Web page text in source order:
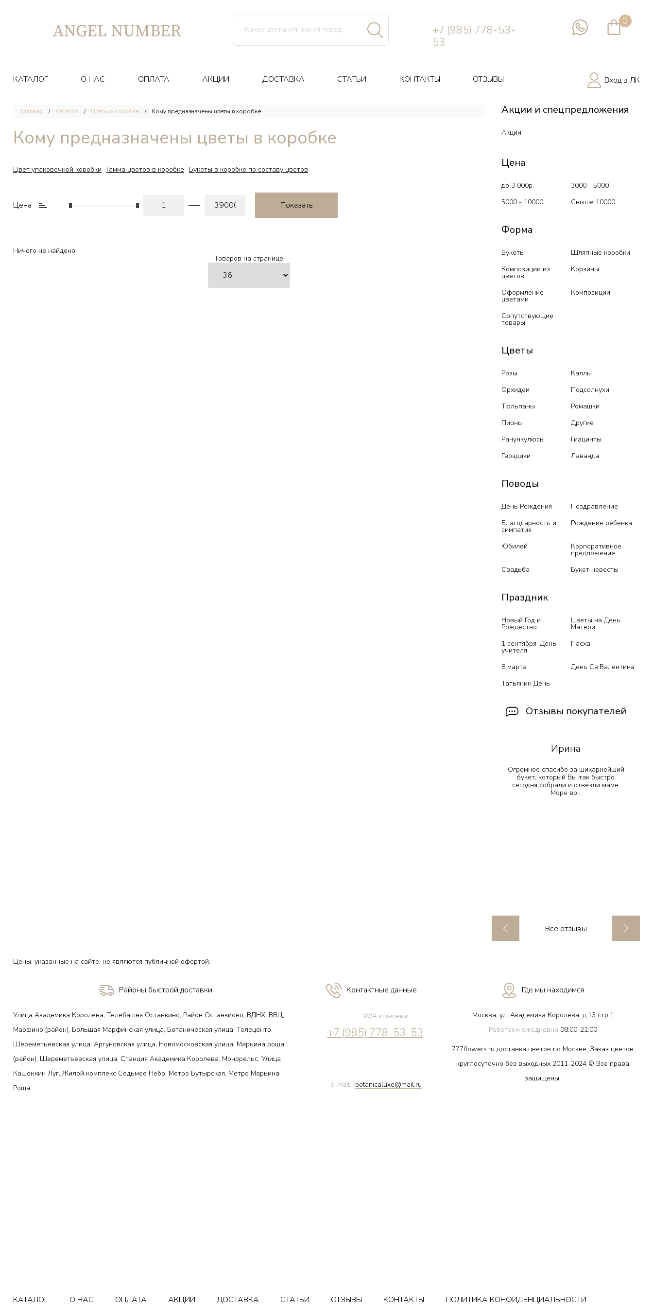
+7 (985) 778-53-
53
0
КАТАЛОГ О НАС ОПЛАТА АКЦИИ ДОСТАВКА СТАТЬИ КОНТАКТЫ ОТЗЫВЫ Вход в ЛК
Главная Каталог Цветы в коробке Кому предназначены цветы в коробке
Кому предназначены цветы в коробке
Цвет упаковочной коробки Гамма цветов в коробке Букеты в коробке по составу цветов
Цена
Ничего не найдено.
Товаров на странице
Акции и спецпредложения
Акции
Цена
до 3 000р.
3000 - 5000
5000 - 10000
Свыше 10000
Форма
Букеты
Шляпные коробки
Композиции из
цветов
Корзины
Оформление
цветами
Композиции
Сопутствующие
товары
Цветы
Розы
Каллы
Орхидеи
Подсолнухи
Тюльпаны
Ромашки
Пионы
Другие
Ранункулюсы
Гиацинты
Гвоздики
Лаванда
Поводы
День Рождения
Поздравление
Благодарность и
симпатия
Рождение ребенка
Юбилей Корпоративное
предложение
Свадьба
Букет невесты
Праздник
Новый Год и
Рождество
Цветы на День
Матери
1 сентября, День
учителя
Пасха
8 марта
День Св.Валентина
Татьянин День
Отзывы покупателей
Ирина
Огромное спасибо за шикарнейший
букет, который Вы так быстро
сегодня собрали и отвезли маме.
Море во...
Все отзывы
Цены, указанные на сайте, не являются публичной офертой.
Районы быстрой доставки
Улица Академика Королева, Телебашня Останкино, Район Останкионо, ВДНХ, ВВЦ,
Марфино (район), Большая Марфинская улица, Ботаническая улица, Телецентр,
Шереметьевская улица, Аргуновская улица, Новомосковская улица, Марьина роща
(район), Шереметьевская улица, Станция Академика Королева, Монорельс, Улица
Кашенкин Луг, Жилой комплекс Седьмое Небо, Метро Бутырская, Метро Марьина
Роща
Контактные данные
W/A и звонки
+7 (985) 778-53-53
e-mail: botanicaluxe@mail.ru
Где мы находимся
Москва, ул. Академика Королева, д.13 стр.1
Работаем ежедневно 08:00-21:00
777flowers.ru доставка цветов по Москве, Заказ цветов
круглосуточно без выходных 2011-2024 © Все права
защищены.
КАТАЛОГ О НАС ОПЛАТА АКЦИИ ДОСТАВКА СТАТЬИ ОТЗЫВЫ КОНТАКТЫ ПОЛИТИКА КОНФИДЕНЦИАЛЬНОСТИ